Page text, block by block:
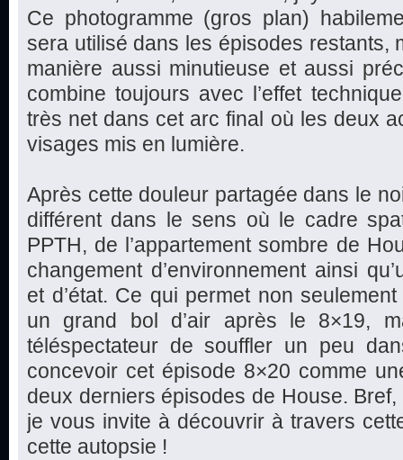
Ce photogramme (gros plan)
sera utilisé dans les épisodes restants,
manière aussi minutieuse et aussi
combine toujours avec l’effet
très net dans cet arc final où les deux
visages mis en lumière.
Après cette douleur partagée dans le
différent dans le sens où le cadre
PPTH, de l’appartement sombre de
changement d’environnement ainsi
et d’état. Ce qui permet non
un grand bol d’air après le 8×19,
téléspectateur de souffler un peu
concevoir cet épisode 8×20 comme
deux derniers épisodes de House.
je vous invite à découvrir à travers
cette autopsie !